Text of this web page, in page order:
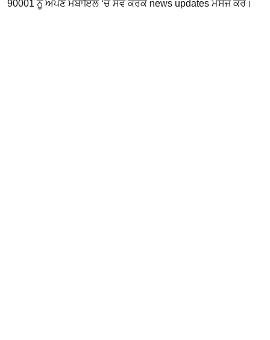
90001 ਨੂੰ ਅਪਣੇ ਮੋਬਾਇਲ ‘ਚ ਸੇਵ ਕਰਕੇ news updates ਮੈਸੇਜ ਕਰੋ।